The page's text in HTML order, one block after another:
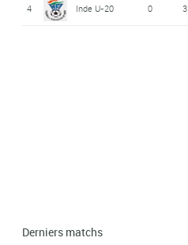
4 Inde U-20 0 3
Derniers matchs